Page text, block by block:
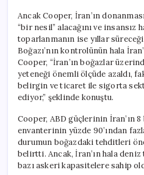
Ancak Cooper, İran’ın
“bir nesil” alacağını ve
toparlanmanın ise yıllar
Boğazı’nın kontrolünün hala
Cooper, “İran’ın boğazlar
yeteneği önemli ölçüde azaldı,
belirgin ve ticaret ile sigorta
ediyor,” şeklinde konuştu.
Cooper, ABD güçlerinin İran’ın
envanterinin yüzde 90’ından
durumun boğazdaki tehditleri
belirtti. Ancak, İran’ın hala
bazı askeri kapasitelere sahip